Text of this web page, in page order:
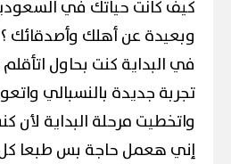
كيف كانت حياتك في
وبعيدة عن أهلك وأصدقائك ؟
في البداية كنت بحاول
تجربة جديدة بالنسبالي
واتخطيت مرحلة البداية
إني هعمل حاجة بس طبعا